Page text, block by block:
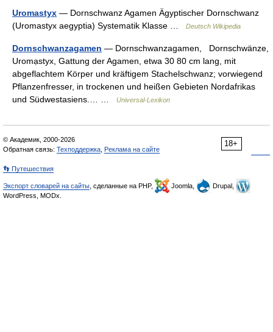
Uromastyx — Dornschwanz Agamen Ägyptischer Dornschwanz
(Uromastyx aegyptia) Systematik Klasse …
Deutsch Wikipedia
Dornschwanzagamen — Dornschwanzagamen, Dornschwänze,
Uromạstyx, Gattung der Agamen, etwa 30 80 cm lang, mit
abgeflachtem Körper und kräftigem Stachelschwanz; vorwiegend
Pflanzenfresser, in trockenen und heißen Gebieten Nordafrikas
und Südwestasiens.… …
Universal-Lexikon
18+
© Академик, 2000-2026
Обратная связь: Техподдержка Реклама на сайте
👣 Путешествия
Экспорт словарей на сайты , сделанные на PHP, Joomla,
Drupal,
WordPress, MODx.